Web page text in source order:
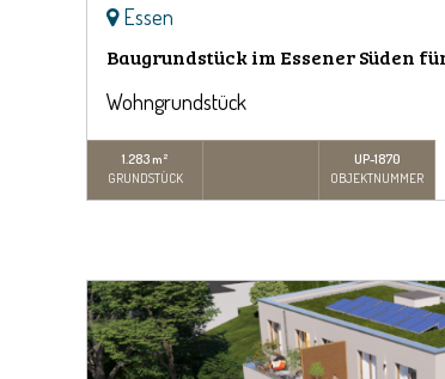
Essen
Baugrundstück im Essener Süden für
Wohngrundstück
1.283 m²
GRUNDSTÜCK
UP-1870
OBJEKTNUMMER